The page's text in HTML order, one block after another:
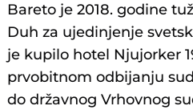
Bareto je 2018. godine
Duh za ujedinjenje
je kupilo hotel Njujorker
prvobitnom odbijanju
do državnog Vrhovnog